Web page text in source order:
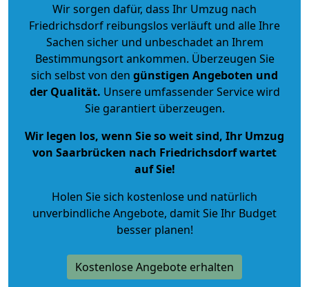
Wir sorgen dafür, dass Ihr Umzug nach
Friedrichsdorf reibungslos verläuft und alle Ihre
Sachen sicher und unbeschadet an Ihrem
Bestimmungsort ankommen. Überzeugen Sie
sich selbst von den günstigen Angeboten und
der Qualität. Unsere umfassender Service wird
Sie garantiert überzeugen.
Wir legen los, wenn Sie so weit sind, Ihr Umzug
von Saarbrücken nach Friedrichsdorf wartet
auf Sie!
Holen Sie sich kostenlose und natürlich
unverbindliche Angebote, damit Sie Ihr Budget
besser planen!
Kostenlose Angebote erhalten